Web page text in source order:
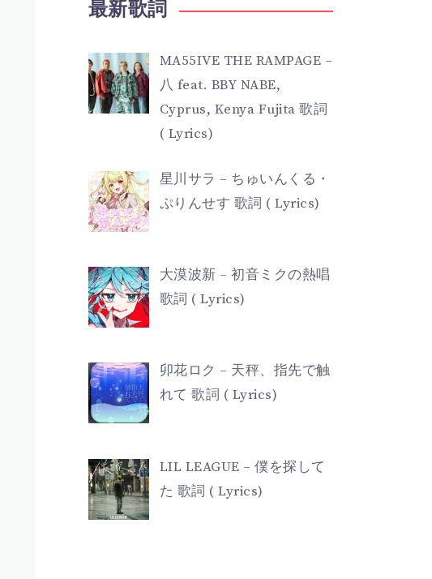
最新歌詞
MA55IVE THE RAMPAGE –
八 feat. BBY NABE,
Cyprus, Kenya Fujita 歌詞
( Lyrics)
星川サラ – ちゅいんくる・
ぷりんせす 歌詞 ( Lyrics)
大漠波新 – 初音ミクの熱唱
歌詞 ( Lyrics)
卯花ロク – 天秤、指先で触
れて 歌詞 ( Lyrics)
LIL LEAGUE – 僕を探して
た 歌詞 ( Lyrics)